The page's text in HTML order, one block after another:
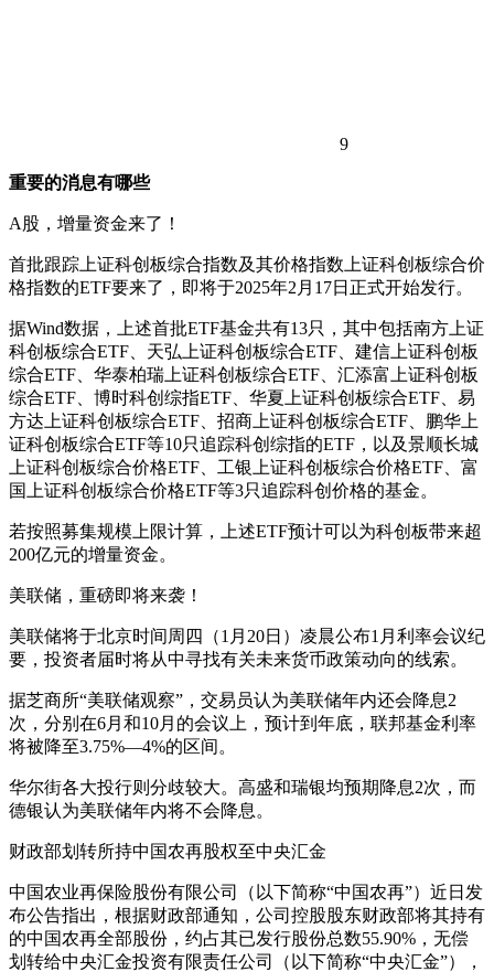
9
重要的消息有哪些
A股，增量资金来了！
首批跟踪上证科创板综合指数及其价格指数上证科创板综合价
格指数的ETF要来了，即将于2025年2月17日正式开始发行。
据Wind数据，上述首批ETF基金共有13只，其中包括南方上证
科创板综合ETF、天弘上证科创板综合ETF、建信上证科创板
综合ETF、华泰柏瑞上证科创板综合ETF、汇添富上证科创板
综合ETF、博时科创综指ETF、华夏上证科创板综合ETF、易
方达上证科创板综合ETF、招商上证科创板综合ETF、鹏华上
证科创板综合ETF等10只追踪科创综指的ETF，以及景顺长城
上证科创板综合价格ETF、工银上证科创板综合价格ETF、富
国上证科创板综合价格ETF等3只追踪科创价格的基金。
若按照募集规模上限计算，上述ETF预计可以为科创板带来超
200亿元的增量资金。
美联储，重磅即将来袭！
美联储将于北京时间周四（1月20日）凌晨公布1月利率会议纪
要，投资者届时将从中寻找有关未来货币政策动向的线索。
据芝商所“美联储观察”，交易员认为美联储年内还会降息2
次，分别在6月和10月的会议上，预计到年底，联邦基金利率
将被降至3.75%—4%的区间。
华尔街各大投行则分歧较大。高盛和瑞银均预期降息2次，而
德银认为美联储年内将不会降息。
财政部划转所持中国农再股权至中央汇金
中国农业再保险股份有限公司（以下简称“中国农再”）近日发
布公告指出，根据财政部通知，公司控股股东财政部将其持有
的中国农再全部股份，约占其已发行股份总数55.90%，无偿
划转给中央汇金投资有限责任公司（以下简称“中央汇金”），